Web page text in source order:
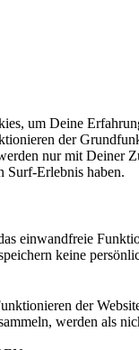
um Deine
der
nur mit Deiner
Surf-Erlebnis haben.
einwandfreie
keine
der
werden als